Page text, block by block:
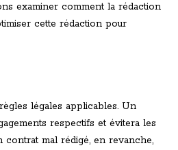
examiner comment la rédaction
cette rédaction pour
légales applicables. Un
respectifs et évitera les
contrat mal rédigé, en revanche,